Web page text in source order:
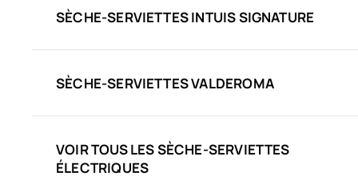
SÈCHE-SERVIETTES INTUIS SIGNATURE
SÈCHE-SERVIETTES VALDEROMA
VOIR TOUS LES SÈCHE-SERVIETTES
ÉLECTRIQUES